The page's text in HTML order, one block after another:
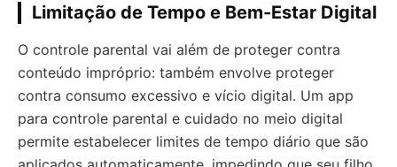
Limitação de Tempo e Bem-Estar Digital
O controle parental vai além de proteger contra
conteúdo impróprio: também envolve proteger
contra consumo excessivo e vício digital. Um app
para controle parental e cuidado no meio digital
permite estabelecer limites de tempo diário que são